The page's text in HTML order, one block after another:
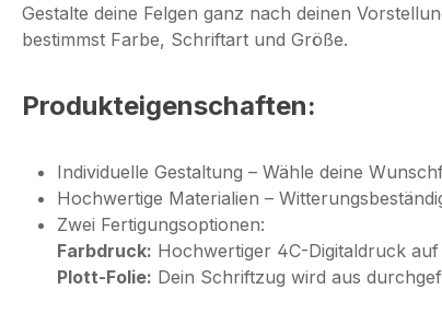
Gestalte deine Felgen ganz nach deinen
bestimmst Farbe, Schriftart und Größe.
Produkteigenschaften:
Individuelle Gestaltung – Wähle deine
Hochwertige Materialien –
Zwei Fertigungsoptionen:
Farbdruck: Hochwertiger 4C-Digitaldruck
Plott-Folie: Dein Schriftzug wird aus